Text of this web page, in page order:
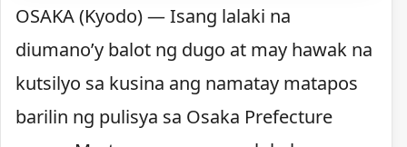
OSAKA (Kyodo) — Isang lalaki na
diumano’y balot ng dugo at may hawak na
kutsilyo sa kusina ang namatay matapos
barilin ng pulisya sa Osaka Prefecture